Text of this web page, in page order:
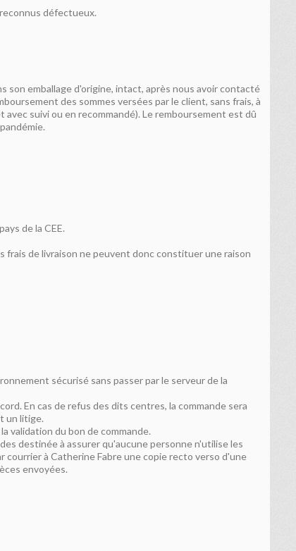
défectueux.
son emballage d'origine, intact, après nous avoir contacté
des sommes versées par le client, sans frais, à
suivi ou en recommandé). Le remboursement est dû
de la CEE.
frais de livraison ne peuvent donc constituer une raison
sécurisé sans passer par le serveur de la
En cas de refus des dits centres, la commande sera
un litige.
validation du bon de commande.
destinée à assurer qu'aucune personne n'utilise les
courrier à Catherine Fabre une copie recto verso d'une
envoyées.